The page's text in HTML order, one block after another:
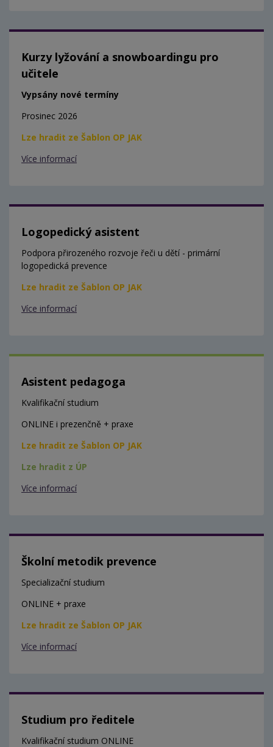
Kurzy lyžování a snowboardingu pro
učitele
Vypsány nové termíny
Prosinec 2026
Lze hradit ze Šablon OP JAK
Více informací
Logopedický asistent
Podpora přirozeného rozvoje řeči u dětí - primární
logopedická prevence
Lze hradit ze Šablon OP JAK
Více informací
Asistent pedagoga
Kvalifikační studium
ONLINE i prezenčně + praxe
Lze hradit ze Šablon OP JAK
Lze hradit z ÚP
Více informací
Školní metodik prevence
Specializační studium
ONLINE + praxe
Lze hradit ze Šablon OP JAK
Více informací
Studium pro ředitele
Kvalifikační studium ONLINE